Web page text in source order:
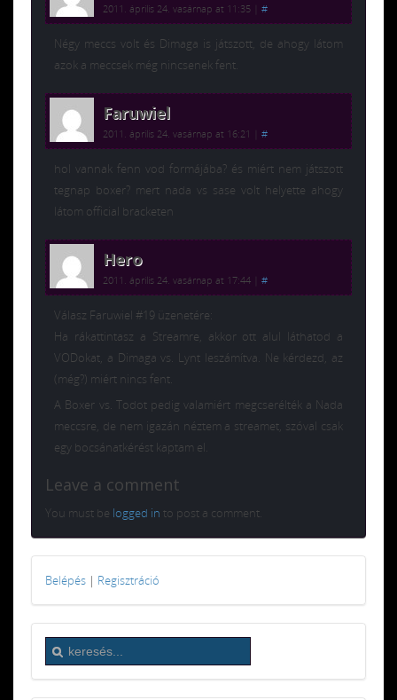
2011. április 24. vasárnap at 11:35 #
Négy meccs volt és Dimaga is játszott, de ahogy látom
azok a meccsek még nincsenek fent.
Faruwiel
2011. április 24. vasárnap at 16:21 #
hol vannak fenn vod formájába? és miért nem játszott
tegnap boxer? mert nada vs sase volt helyette ahogy
látom official bracketen
Hero
2011. április 24. vasárnap at 17:44 #
Válasz Faruwiel #19 üzenetére:
Ha rákattintasz a Streamre, akkor ott alul láthatod a
VODokat, a Dimaga vs. Lynt leszámítva. Ne kérdezd, az
(még?) miért nincs fent.
A Boxer vs. Todot pedig valamiért megcserélték a Nada
meccsre, de nem igazán néztem a streamet, szóval csak
egy bocsánatkérést kaptam el.
Leave a comment
You must be logged in to post a comment.
Belépés | Regisztráció